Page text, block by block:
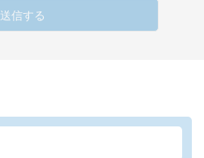
送信する